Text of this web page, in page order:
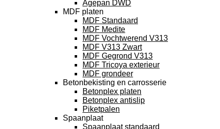
Agepan DWD
MDF platen
MDF Standaard
MDF Medite
MDF Vochtwerend V313
MDF V313 Zwart
MDF Gegrond V313
MDF Tricoya exterieur
MDF grondeer
Betonbekisting en carrosserie
Betonplex platen
Betonplex antislip
Piketpalen
Spaanplaat
Spaanplaat standaard